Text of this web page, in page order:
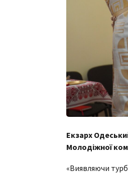
Екзарх
Молодіжної
«Виявляючи